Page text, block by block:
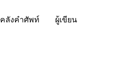
คลังคำศัพท์ ผู้เขียน